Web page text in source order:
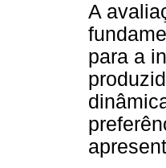
A
para a